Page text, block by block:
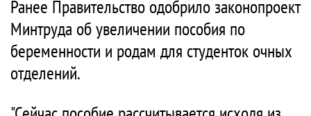
Ранее Правительство одобрило законопроект
Минтруда об увеличении пособия по
беременности и родам для студенток очных
отделений.